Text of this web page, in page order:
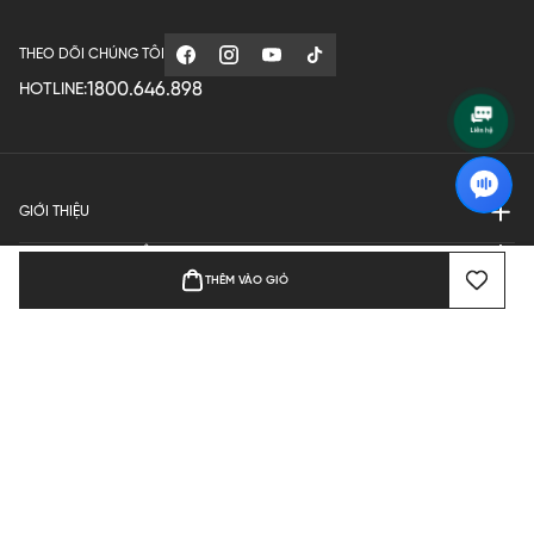
THÊM VÀO GIỎ
THEO DÕI CHÚNG TÔI
HOTLINE:1800.646.898
GIỚI THIỆU
QUY ĐỊNH HOẠT ĐỘNG